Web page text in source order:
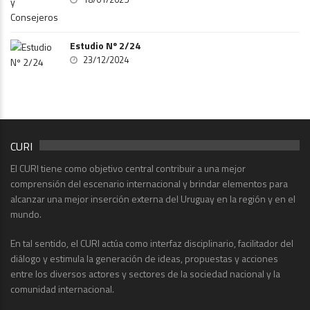
Estudio Nº 2/24
23/12/2024
CURI
El CURI tiene como objetivo central contribuir a una mejor
comprensión del escenario internacional y brindar elementos para
alcanzar una mejor inserción externa del Uruguay en la región y en el
mundo.
En tal sentido, el CURI actúa como interfaz disciplinario, facilitador del
diálogo y estimula la generación de ideas, propuestas y acciones
entre los diversos actores y sectores de la sociedad nacional y la
comunidad internacional.